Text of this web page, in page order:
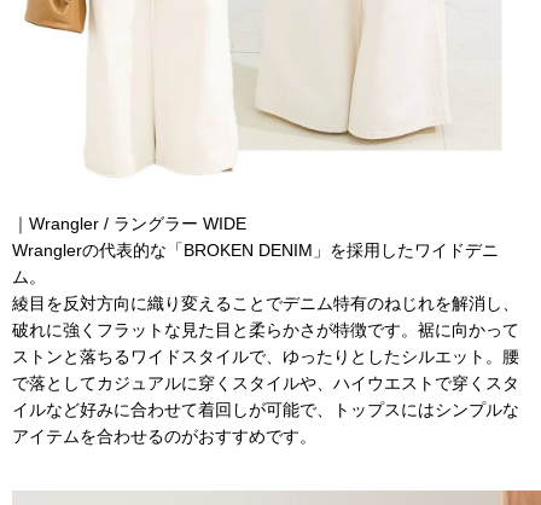
｜ Wrangler / ラングラー WIDE
Wranglerの代表的な「BROKEN DENIM」を採用したワイドデニ
ム。
綾目を反対方向に織り変えることでデニム特有のねじれを解消し、
破れに強くフラットな見た目と柔らかさが特徴です。裾に向かって
ストンと落ちるワイドスタイルで、ゆったりとしたシルエット。腰
で落としてカジュアルに穿くスタイルや、ハイウエストで穿くスタ
イルなど好みに合わせて着回しが可能で、トップスにはシンプルな
アイテムを合わせるのがおすすめです。